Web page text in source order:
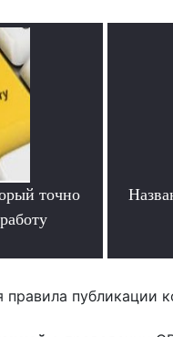
точно
публикации